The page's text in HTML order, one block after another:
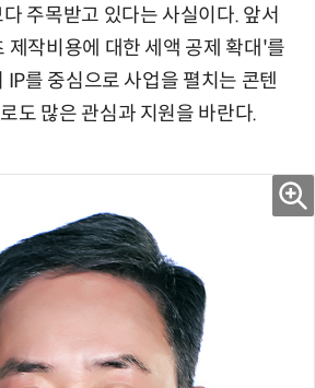
주목받고 있다는 사실이다. 앞서
제작비용에 대한 세액 공제 확대'를
IP를 중심으로 사업을 펼치는 콘텐
도 많은 관심과 지원을 바란다.